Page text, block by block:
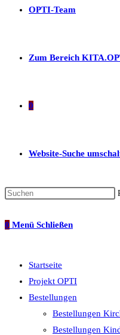
OPTI-Team
Zum Bereich
0
Website-Suche
0 Menü Schließen
Startseite
Projekt OPTI
Bestellungen
Bestellungen
Bestellungen